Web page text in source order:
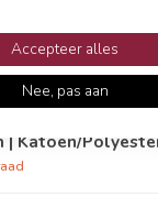
| Katoen/
Accepteer alles
Nee, pas aan